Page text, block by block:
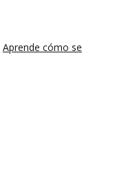
Aprende cómo se